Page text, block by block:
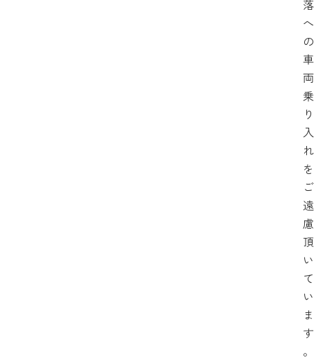
落
へ
の
車
両
乗
り
入
れ
を
ご
遠
慮
頂
い
て
い
ま
す
。